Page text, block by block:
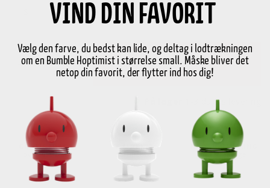
- + Læg i kurv
1-3 dages levering
GRATIS FRAGT
over499 DKK
E-MÆRKET
certificeret
HURTIG LEVERING
1-3 hverdage
VIND DIN FAVORIT
Vælg den farve, du bedst kan lide, og deltag i lodtrækningen
om en Bumble Hoptimist i størrelse small. Måske bliver det
netop din favorit, der flytter ind hos dig!